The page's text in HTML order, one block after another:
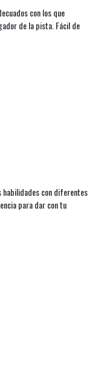
con los que
de la pista. Fácil de
con diferentes
para dar con tu